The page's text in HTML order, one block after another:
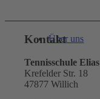
Über uns
Kontakt
Tennisschule Elias
Krefelder Str. 18
47877 Willich